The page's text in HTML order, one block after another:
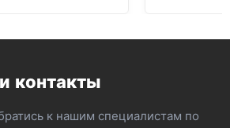
контакты
к нашим специалистам по